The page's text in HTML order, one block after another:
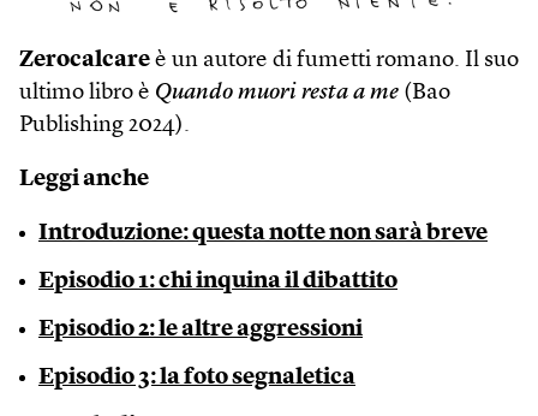
Zerocalcare è un autore di fumetti romano. Il suo
ultimo libro è Quando muori resta a me (Bao
Publishing 2024).
Leggi anche
Introduzione: questa notte non sarà breve
Episodio 1: chi inquina il dibattito
Episodio 2: le altre aggressioni
Episodio 3: la foto segnaletica